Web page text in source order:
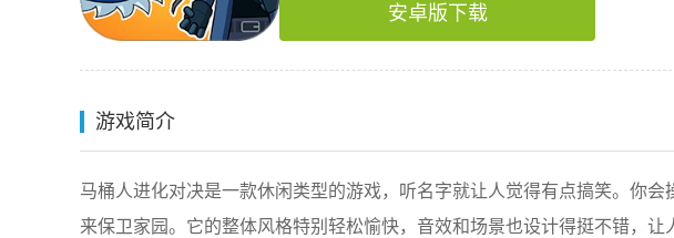
安卓版下载
游戏简介
马桶人进化对决是一款休闲类型的游戏，听名字就让人觉得有点搞笑。你
来保卫家园。它的整体风格特别轻松愉快，音效和场景也设计得挺不错，